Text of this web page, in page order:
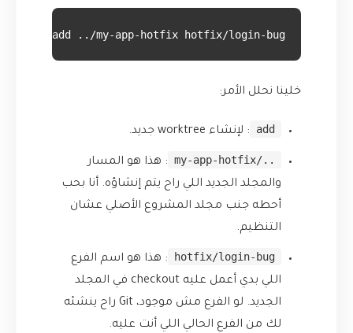
add ../my-app-hotfix hotfix/login-bug
خلينا نحلل الأمر:
add : لإنشاء worktree جديد.
../my-app-hotfix
: هذا هو المسار
والمجلد الجديد اللي راح يتم إنشاؤه. أنا بحب
أحطه جنب مجلد المشروع الأصلي عشان
التنظيم.
hotfix/login-bug
: هذا هو اسم الفرع
اللي بدي أعمل عليه checkout في المجلد
الجديد. لو الفرع مش موجود، Git راح ينشئه
لك من الفرع الحالي اللي أنت عليه.